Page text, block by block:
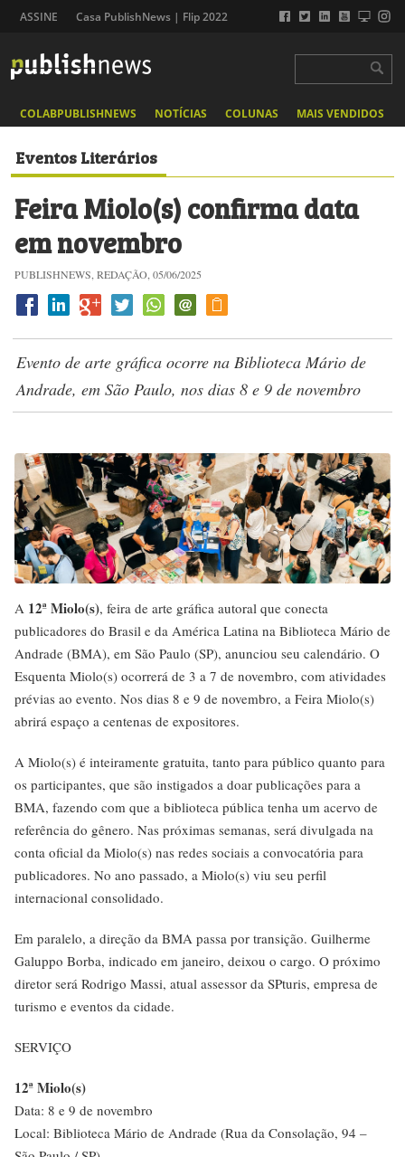
ASSINE Casa PublishNews | Flip 2022
COLABPUBLISHNEWS NOTÍCIAS COLUNAS MAIS VENDIDOS
Eventos Literários
Feira Miolo(s) confirma data
em novembro
PUBLISHNEWS, REDAÇÃO, 05/06/2025
Evento de arte gráfica ocorre na Biblioteca Mário de
Andrade, em São Paulo, nos dias 8 e 9 de novembro
A 12ª Miolo(s), feira de arte gráfica autoral que conecta
publicadores do Brasil e da América Latina na Biblioteca Mário de
Andrade (BMA), em São Paulo (SP), anunciou seu calendário. O
Esquenta Miolo(s) ocorrerá de 3 a 7 de novembro, com atividades
prévias ao evento. Nos dias 8 e 9 de novembro, a Feira Miolo(s)
abrirá espaço a centenas de expositores.
A Miolo(s) é inteiramente gratuita, tanto para público quanto para
os participantes, que são instigados a doar publicações para a
BMA, fazendo com que a biblioteca pública tenha um acervo de
referência do gênero. Nas próximas semanas, será divulgada na
conta oficial da Miolo(s) nas redes sociais a convocatória para
publicadores. No ano passado, a Miolo(s) viu seu perfil
internacional consolidado.
Em paralelo, a direção da BMA passa por transição. Guilherme
Galuppo Borba, indicado em janeiro, deixou o cargo. O próximo
diretor será Rodrigo Massi, atual assessor da SPturis, empresa de
turismo e eventos da cidade.
SERVIÇO
12ª Miolo(s)
Data: 8 e 9 de novembro
Local: Biblioteca Mário de Andrade (Rua da Consolação, 94 –